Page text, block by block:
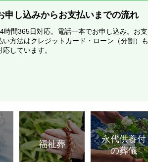
申し込みからお支払いまでの流れ
時間365日対応。電話一本でお申し込み。お支
い方法はクレジットカード・ローン（分割）も
応しています。
福祉葬
永代供養付
の葬儀